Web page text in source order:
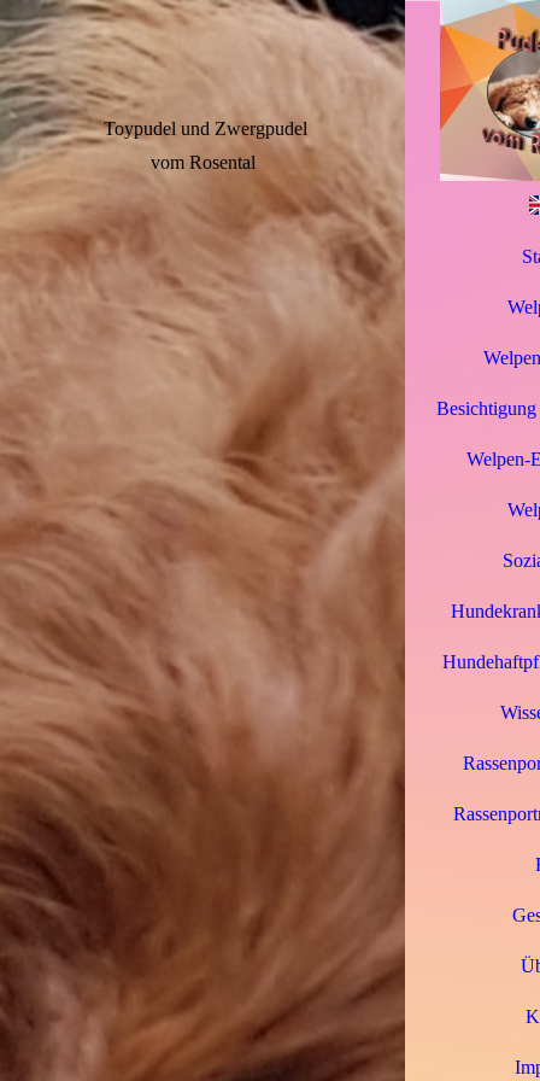
Toypudel und Zwergpudel
vom Rosental
Welpen-